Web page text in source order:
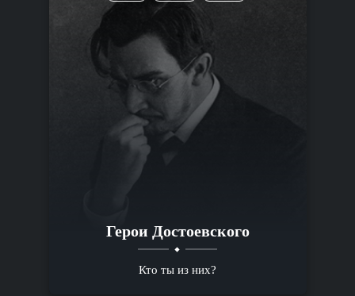
Герои Достоевского
Кто ты из них?